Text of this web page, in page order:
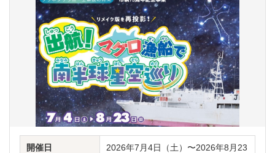
開催日
2026年7月4日（土）〜2026年8月23